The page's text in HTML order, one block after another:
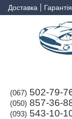
Доставка
(067) 502-79-
(050) 857-36-
(093) 543-10-